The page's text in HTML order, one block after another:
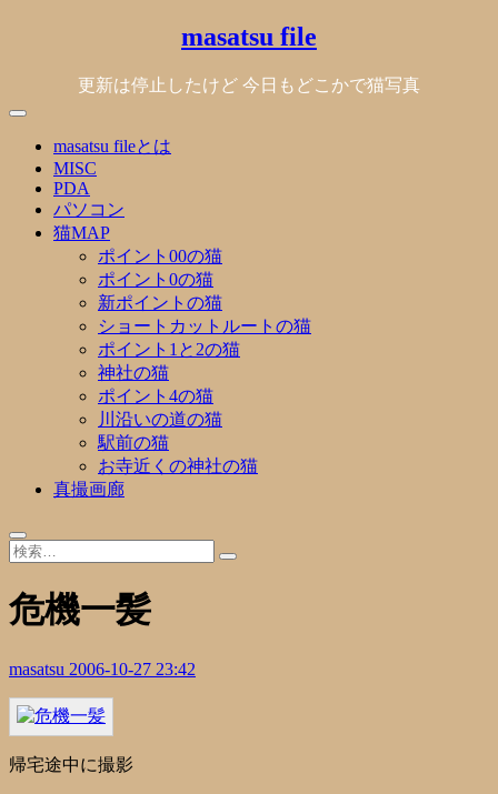
masatsu file
更新は停止したけど 今日もどこかで猫写真
masatsu fileとは
MISC
PDA
パソコン
猫MAP
ポイント00の猫
ポイント0の猫
新ポイントの猫
ショートカットルートの猫
ポイント1と2の猫
神社の猫
ポイント4の猫
川沿いの道の猫
駅前の猫
お寺近くの神社の猫
真撮画廊
危機一髪
masatsu 2006-10-27 23:42
帰宅途中に撮影